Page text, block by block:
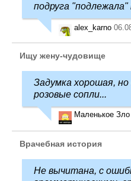
подруга
alex_karno
Ищу жену-чудовище
Задумка хорошая, но
розовые сопли...
Маленькое Зло
Врачебная история
Не вычитана, с